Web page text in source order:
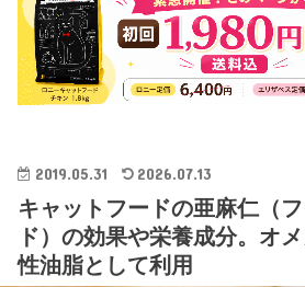
2019.05.31 2026.07.13
キャットフードの亜麻仁（
ド）の効果や栄養成分。オ
性油脂として利用